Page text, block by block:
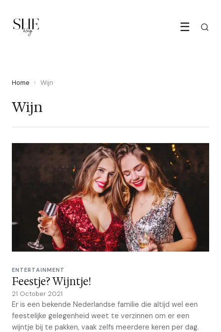
☰
Home › Wijn
Wijn
ENTERTAINMENT
Feestje? Wijntje!
21 October 2021
Er is een bekende Nederlandse familie die altijd wel een
feestelijke gelegenheid weet te verzinnen om er een
wijntje bij te pakken, vaak zelfs meerdere keren per dag.